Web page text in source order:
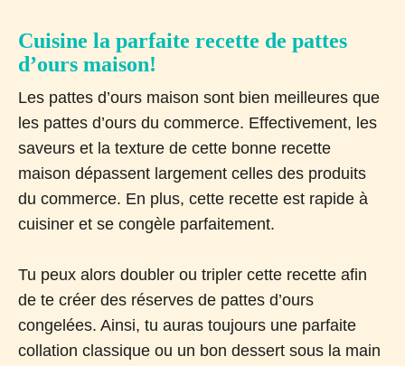
Cuisine la parfaite recette de pattes
d’ours maison!
Les pattes d’ours maison sont bien meilleures que
les pattes d’ours du commerce. Effectivement, les
saveurs et la texture de cette bonne recette
maison dépassent largement celles des produits
du commerce. En plus, cette recette est rapide à
cuisiner et se congèle parfaitement.
Tu peux alors doubler ou tripler cette recette afin
de te créer des réserves de pattes d’ours
congelées. Ainsi, tu auras toujours une parfaite
collation classique ou un bon dessert sous la main